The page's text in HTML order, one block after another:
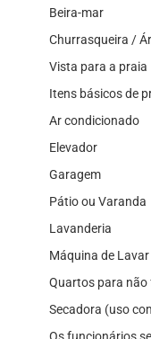
Beira-mar
Churrasqueira /
Vista para a praia
Itens básicos de
Ar condicionado
Elevador
Garagem
Pátio ou Varanda
Lavanderia
Máquina de
Quartos para
Secadora (uso
Os funcionários